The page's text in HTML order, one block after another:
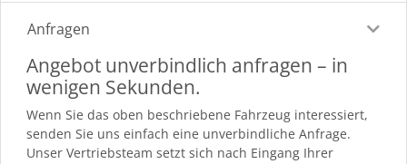
Anfragen
Angebot unverbindlich anfragen – in
wenigen Sekunden.
Wenn Sie das oben beschriebene Fahrzeug interessiert,
senden Sie uns einfach eine unverbindliche Anfrage.
Unser Vertriebsteam setzt sich nach Eingang Ihrer